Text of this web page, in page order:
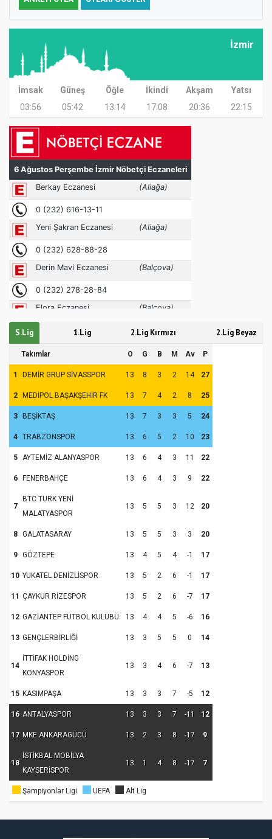
İzmir
İmsak Güneş Öğle İkindi Akşam
Yatsı
03:56
05:42 13:14 17:08 20:36 22:15
S.Lig 1.Lig 2.Lig Kırmızı 2.Lig Beyaz
Takımlar O G B M Av P
1 DEMİR GRUP SİVASSPOR 13 8 3 2 14 27
2 MEDİPOL BAŞAKŞEHİR FK 13 7 4 2 8 25
3 BEŞİKTAŞ 13 7 3 3 5 24
4 TRABZONSPOR 13 6 5 2 10 23
5 AYTEMİZ ALANYASPOR 13 6 4 3 11 22
6 FENERBAHÇE 13 6 4 3 9 22
7
BTC TURK YENİ
MALATYASPOR
13 5 5 3 12 20
8 GALATASARAY 13 5 5 3 3 20
9 GÖZTEPE 13 4 5 4 -1 17
10 YUKATEL DENİZLİSPOR 13 5 2 6 -1 17
11 ÇAYKUR RİZESPOR 13 5 2 6 -7 17
12 GAZİANTEP FUTBOL KULÜBÜ 13 4 4 5 -6 16
13 GENÇLERBİRLİĞİ 13 3 5 5 0 14
14
İTTİFAK HOLDİNG
KONYASPOR
13 3 4 6 -7 13
15 KASIMPAŞA 13 3 3 7 -5 12
16 ANTALYASPOR 13 3 3 7 -11 12
17 MKE ANKARAGÜCÜ 13 2 3 8 -17 9
18
İSTİKBAL MOBİLYA
KAYSERİSPOR
13 1 4 8 -17 7
Şampiyonlar Ligi UEFA Alt Lig